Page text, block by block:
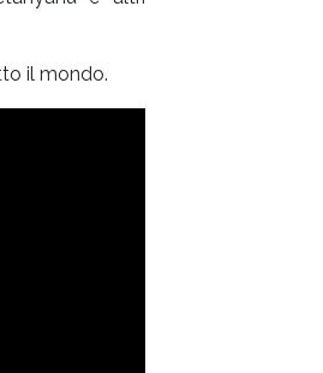
il mondo.